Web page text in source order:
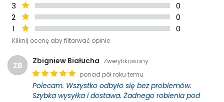
3
0
2
0
1
0
Kliknij ocenę aby filtorwać opinie
ZB Zbigniew Białucha Zweryfikowany
ponad pół roku temu
Polecam. Wszystko odbyło się bez problemów.
Szybka wysyłka i dostawa. Żadnego robienia pod